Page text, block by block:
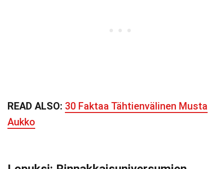
READ ALSO: 30 Faktaa Tähtienvälinen Musta
Aukko